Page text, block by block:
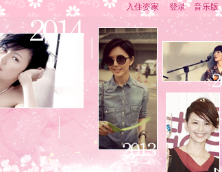
入住姿家 登录 音乐版